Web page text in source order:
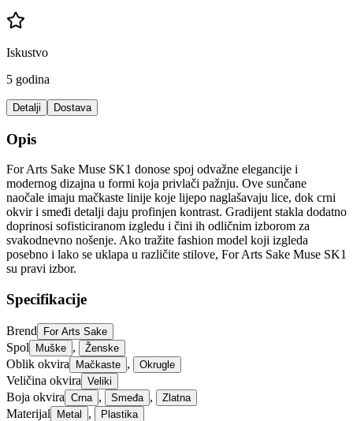
Iskustvo
5 godina
Detalji Dostava
Opis
For Arts Sake Muse SK1 donose spoj odvažne elegancije i
modernog dizajna u formi koja privlači pažnju. Ove sunčane
naočale imaju mačkaste linije koje lijepo naglašavaju lice, dok crni
okvir i smeđi detalji daju profinjen kontrast. Gradijent stakla dodatno
doprinosi sofisticiranom izgledu i čini ih odličnim izborom za
svakodnevno nošenje. Ako tražite fashion model koji izgleda
posebno i lako se uklapa u različite stilove, For Arts Sake Muse SK1
su pravi izbor.
Specifikacije
Brend For Arts Sake
Spol Muške , Ženske
Oblik okvira Mačkaste , Okrugle
Veličina okvira Veliki
Boja okvira Crna , Smeđa , Zlatna
Materijal Metal , Plastika